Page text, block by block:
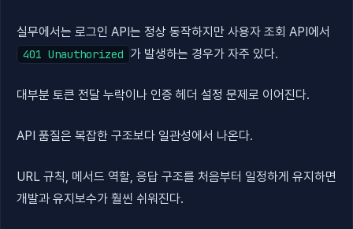
실무에서는 로그인 API는 정상 동작하지만 사용자 조회 API에서
401 Unauthorized 가 발생하는 경우가 자주 있다.
대부분 토큰 전달 누락이나 인증 헤더 설정 문제로 이어진다.
API 품질은 복잡한 구조보다 일관성에서 나온다.
URL 규칙, 메서드 역할, 응답 구조를 처음부터 일정하게 유지하면
개발과 유지보수가 훨씬 쉬워진다.